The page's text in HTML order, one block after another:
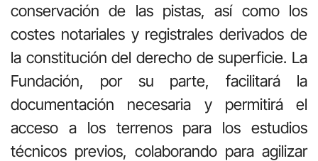
conservación de las pistas, así como los
costes notariales y registrales derivados de
la constitución del derecho de superficie. La
Fundación, por su parte, facilitará la
documentación necesaria y permitirá el
acceso a los terrenos para los estudios
técnicos previos, colaborando para agilizar